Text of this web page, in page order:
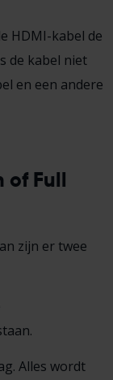
HDMI-kabel de
de kabel niet
en een andere
of Full
zijn er twee
Alles wordt